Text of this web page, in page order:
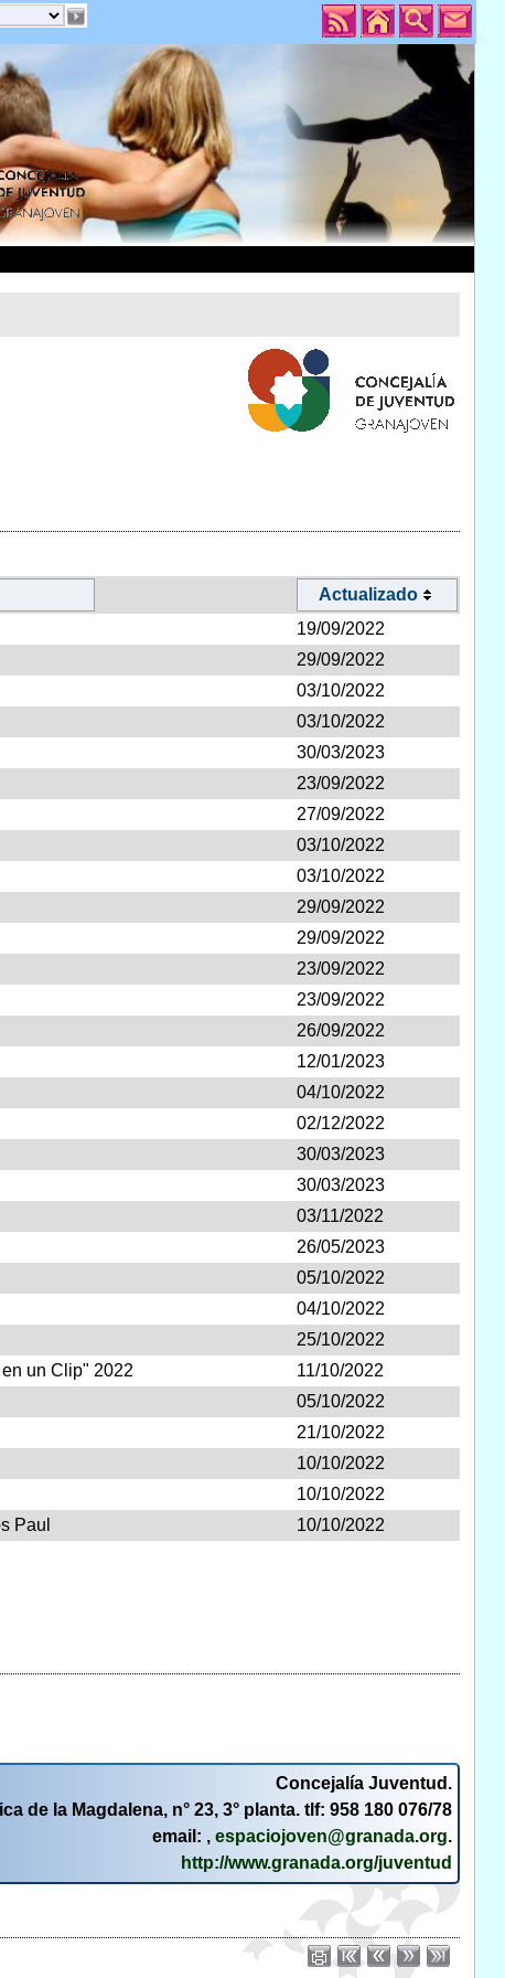
Actualizado
19/09/2022
29/09/2022
03/10/2022
03/10/2022
30/03/2023
23/09/2022
27/09/2022
03/10/2022
03/10/2022
29/09/2022
29/09/2022
23/09/2022
23/09/2022
26/09/2022
12/01/2023
04/10/2022
02/12/2022
30/03/2023
30/03/2023
03/11/2022
26/05/2023
05/10/2022
04/10/2022
25/10/2022
un Clip" 2022
11/10/2022
05/10/2022
21/10/2022
10/10/2022
10/10/2022
Paul 10/10/2022
Concejalía Juventud.
de la Magdalena, n° 23, 3° planta. tlf: 958 180 076/78
email: ,espaciojoven@granada.org.
http://www.granada.org/juventud